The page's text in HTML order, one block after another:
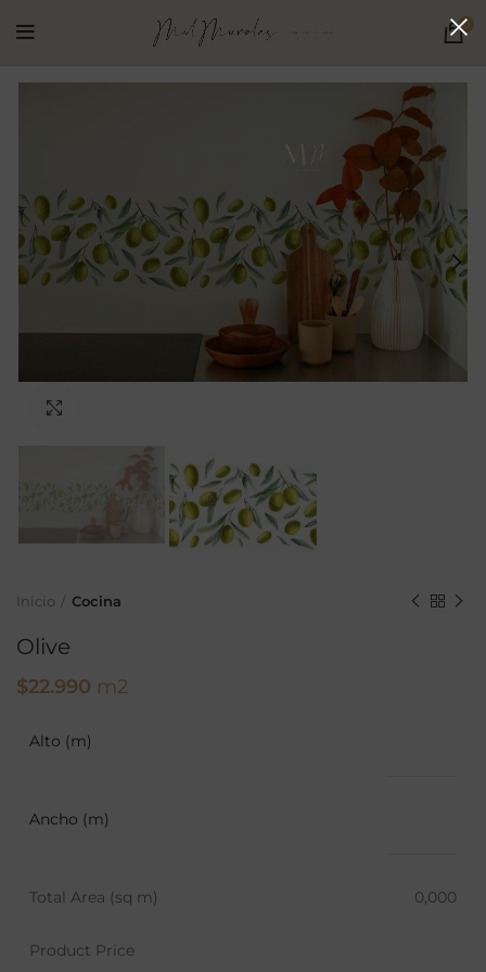
0
Inicio Cocina
Olive
$22.990 m2
Alto (m)
Ancho (m)
Total Area (sq m) 0,000
Product Price